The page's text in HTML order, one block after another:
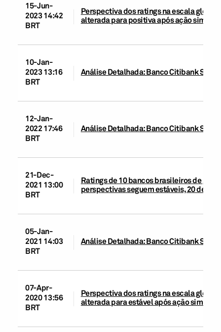
15-Jun-
2023 14:42
BRT
Perspectiva dos ratings na escala
alterada para positiva após ação similar
10-Jan-
2023 13:16
BRT
Análise Detalhada: Banco Citibank S.A.,
12-Jan-
2022 17:46
BRT
Análise Detalhada: Banco Citibank S.A.,
21-Dec-
2021 13:00
BRT
Ratings de 10 bancos brasileiros de
perspectivas seguem estáveis, 20 de
05-Jan-
2021 14:03
BRT
Análise Detalhada: Banco Citibank S.A.
07-Apr-
2020 13:56
BRT
Perspectiva dos ratings na escala
alterada para estável após ação similar